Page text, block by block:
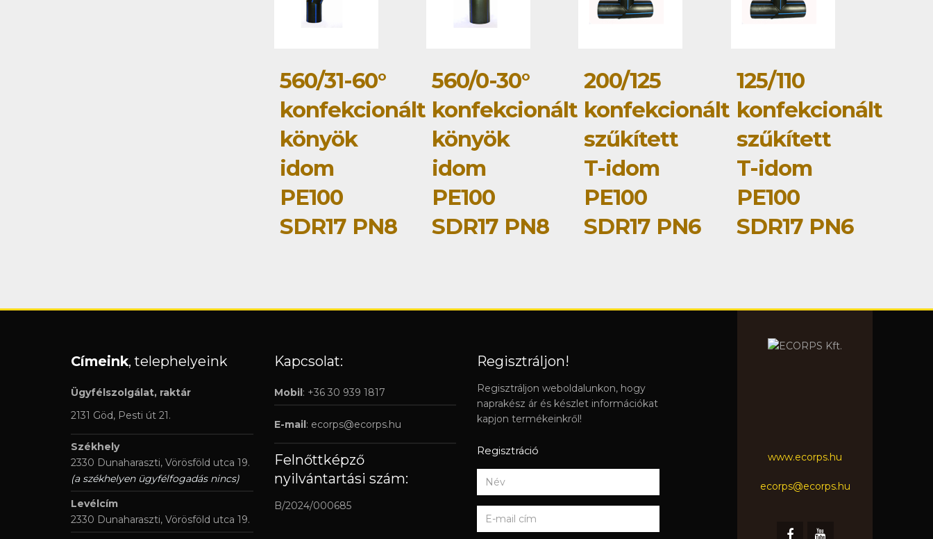
560/31-60°
konfekcionált
könyök
idom
PE100
SDR17 PN8
560/0-30°
konfekcionált
könyök
idom
PE100
SDR17 PN8
200/125
konfekcionált
szűkített
T-idom
PE100
SDR17 PN6
125/110
konfekcionált
szűkített
T-idom
PE100
SDR17 PN6
Címeink, telephelyeink
Ügyfélszolgálat, raktár
2131 Göd, Pesti út 21.
Székhely
2330 Dunaharaszti, Vörösföld utca 19.
(a székhelyen ügyfélfogadás nincs)
Levélcím
2330 Dunaharaszti, Vörösföld utca 19.
Kapcsolat:
Mobil: +36 30 939 1817
E-mail: ecorps@ecorps.hu
Felnőttképző
nyilvántartási szám:
B/2024/000685
Regisztráljon!
Regisztráljon weboldalunkon, hogy
naprakész ár és készlet információkat
kapjon termékeinkről!
Regisztráció www.ecorps.hu
ecorps@ecorps.hu